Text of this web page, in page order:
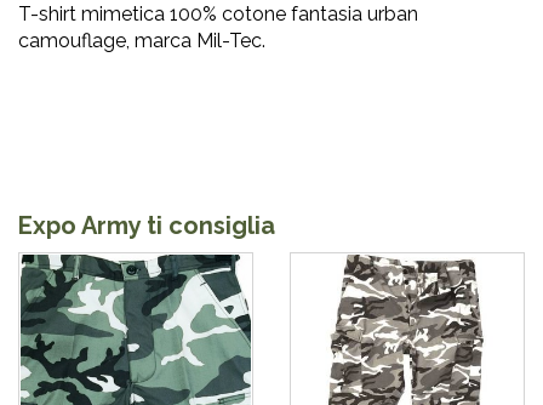
T-shirt mimetica 100% cotone fantasia urban
camouflage, marca Mil-Tec.
Expo Army ti consiglia